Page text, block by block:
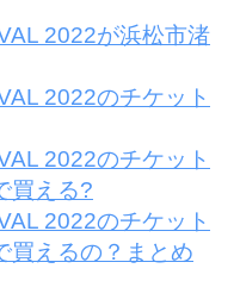
2022が浜松市渚
2022のチケット
2022のチケット
買える?
2022のチケット
買えるの？まとめ